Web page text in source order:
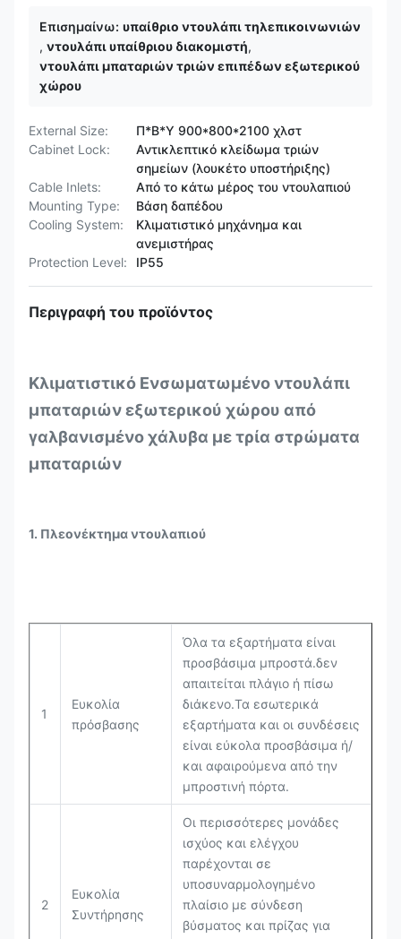
Επισημαίνω: υπαίθριο ντουλάπι τηλεπικοινωνιών
, ντουλάπι υπαίθριου διακομιστή,
ντουλάπι μπαταριών τριών επιπέδων εξωτερικού
χώρου
External Size:
Π*Β*Υ 900*800*2100 χλστ
Cabinet Lock:
Αντικλεπτικό κλείδωμα τριών
σημείων (λουκέτο υποστήριξης)
Cable Inlets:
Από το κάτω μέρος του ντουλαπιού
Mounting Type:
Βάση δαπέδου
Cooling System:
Κλιματιστικό μηχάνημα και
ανεμιστήρας
Protection Level:
IP55
Περιγραφή του προϊόντος
Κλιματιστικό Ενσωματωμένο ντουλάπι
μπαταριών εξωτερικού χώρου από
γαλβανισμένο χάλυβα με τρία στρώματα
μπαταριών
1. Πλεονέκτημα ντουλαπιού
1
Ευκολία
πρόσβασης
Όλα τα εξαρτήματα είναι
προσβάσιμα μπροστά.δεν
απαιτείται πλάγιο ή πίσω
διάκενο.Τα εσωτερικά
εξαρτήματα και οι συνδέσεις
είναι εύκολα προσβάσιμα ή/
και αφαιρούμενα από την
μπροστινή πόρτα.
2
Ευκολία
Συντήρησης
Οι περισσότερες μονάδες
ισχύος και ελέγχου
παρέχονται σε
υποσυναρμολογημένο
πλαίσιο με σύνδεση
βύσματος και πρίζας για